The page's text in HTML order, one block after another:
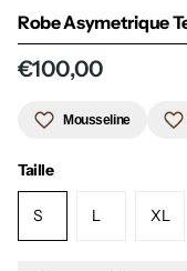
Robe Asymetrique
€100,00
Mousseline
Taille
S L XL